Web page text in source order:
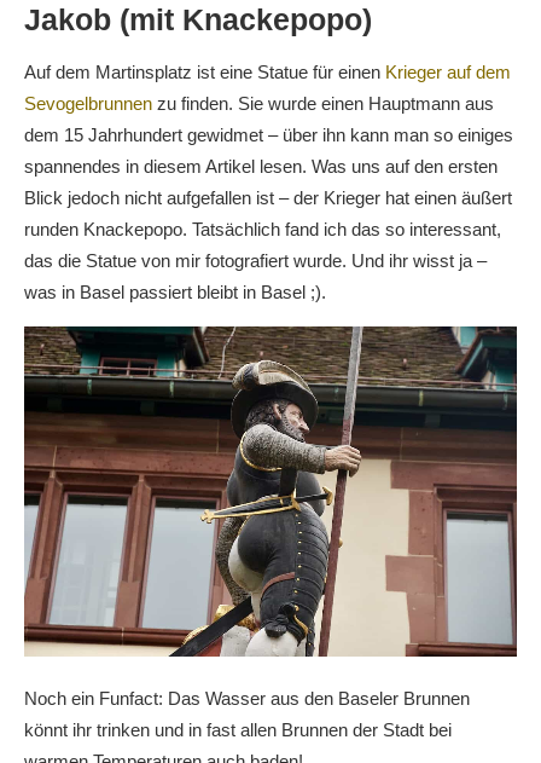
Jakob (mit Knackepopo)
Auf dem Martinsplatz ist eine Statue für einen Krieger auf dem
Sevogelbrunnen zu finden. Sie wurde einen Hauptmann aus
dem 15 Jahrhundert gewidmet – über ihn kann man so einiges
spannendes in diesem Artikel lesen. Was uns auf den ersten
Blick jedoch nicht aufgefallen ist – der Krieger hat einen äußert
runden Knackepopo. Tatsächlich fand ich das so interessant,
das die Statue von mir fotografiert wurde. Und ihr wisst ja –
was in Basel passiert bleibt in Basel ;).
Noch ein Funfact: Das Wasser aus den Baseler Brunnen
könnt ihr trinken und in fast allen Brunnen der Stadt bei